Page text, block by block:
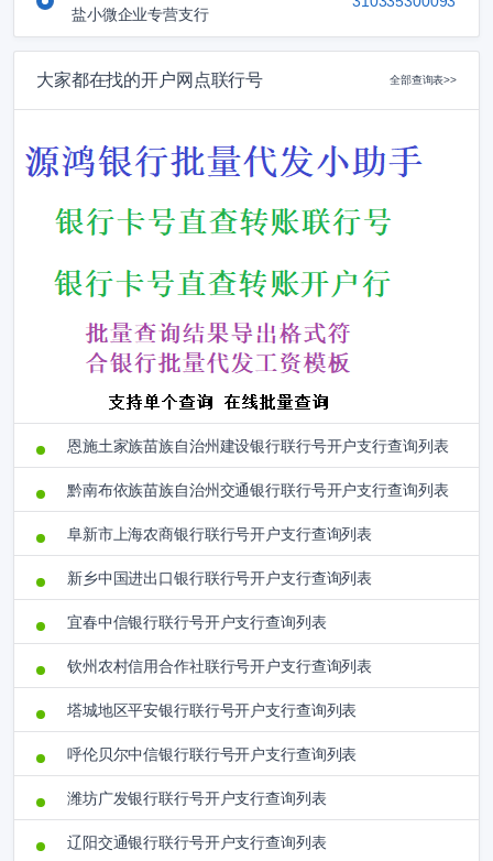
盐小微企业专营支行
大家都在找的开户网点联行号 全部查询表>>
恩施土家族苗族自治州建设银行联行号开户支行查询列表
黔南布依族苗族自治州交通银行联行号开户支行查询列表
阜新市上海农商银行联行号开户支行查询列表
新乡中国进出口银行联行号开户支行查询列表
宜春中信银行联行号开户支行查询列表
钦州农村信用合作社联行号开户支行查询列表
塔城地区平安银行联行号开户支行查询列表
呼伦贝尔中信银行联行号开户支行查询列表
潍坊广发银行联行号开户支行查询列表
辽阳交通银行联行号开户支行查询列表